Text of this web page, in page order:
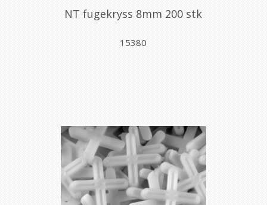
NT fugekryss 8mm 200 stk
15380